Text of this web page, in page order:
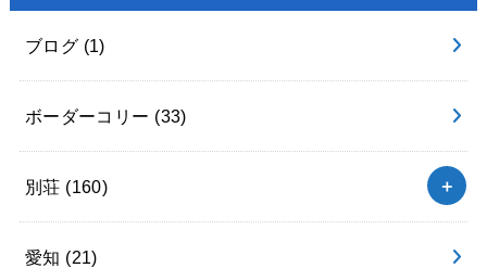
ブログ (1)
ボーダーコリー (33)
別荘 (160)
愛知 (21)